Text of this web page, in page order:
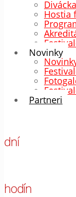
Hostia
Novinky
Partneri
dní
hodín